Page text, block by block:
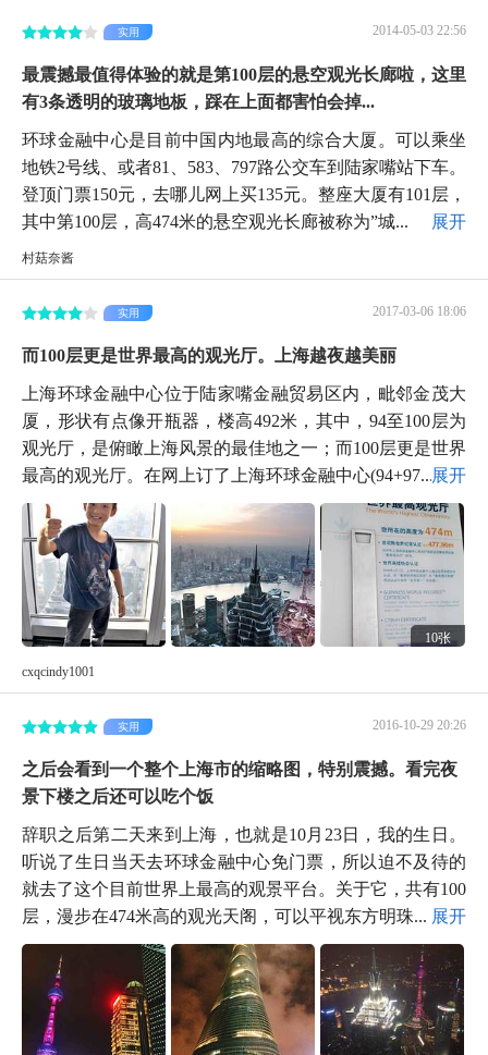
2014-05-03 22:56
实用
最震撼最值得体验的就是第100层的悬空观光长廊啦，这里
有3条透明的玻璃地板，踩在上面都害怕会掉...
环球金融中心是目前中国内地最高的综合大厦。可以乘坐
地铁2号线、或者81、583、797路公交车到陆家嘴站下车。
登顶门票150元，去哪儿网上买135元。整座大厦有101层，
其中第100层，高474米的悬空观光长廊被称为”城...
展开
村菇奈酱
2017-03-06 18:06
实用
而100层更是世界最高的观光厅。上海越夜越美丽
上海环球金融中心位于陆家嘴金融贸易区内，毗邻金茂大
厦，形状有点像开瓶器，楼高492米，其中，94至100层为
观光厅，是俯瞰上海风景的最佳地之一；而100层更是世界
最高的观光厅。在网上订了上海环球金融中心(94+97... 展开
10张
cxqcindy1001
2016-10-29 20:26
实用
之后会看到一个整个上海市的缩略图，特别震撼。看完夜
景下楼之后还可以吃个饭
辞职之后第二天来到上海，也就是10月23日，我的生日。
听说了生日当天去环球金融中心免门票，所以迫不及待的
就去了这个目前世界上最高的观景平台。关于它，共有100
层，漫步在474米高的观光天阁，可以平视东方明珠...
展开